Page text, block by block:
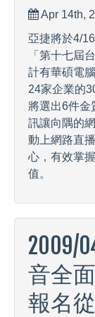
Apr 14th,
亞捷將於4/
「第十七屆
計有華碩電
24家企業的
將選出6件金
訊讓向隅的
動上網路直
心，有效掌
值。
2009/
音全
報名